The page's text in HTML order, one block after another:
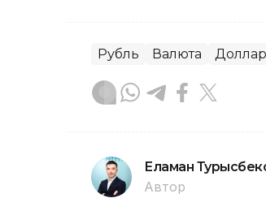
Рубль Валюта Доллар
Еламан
Автор